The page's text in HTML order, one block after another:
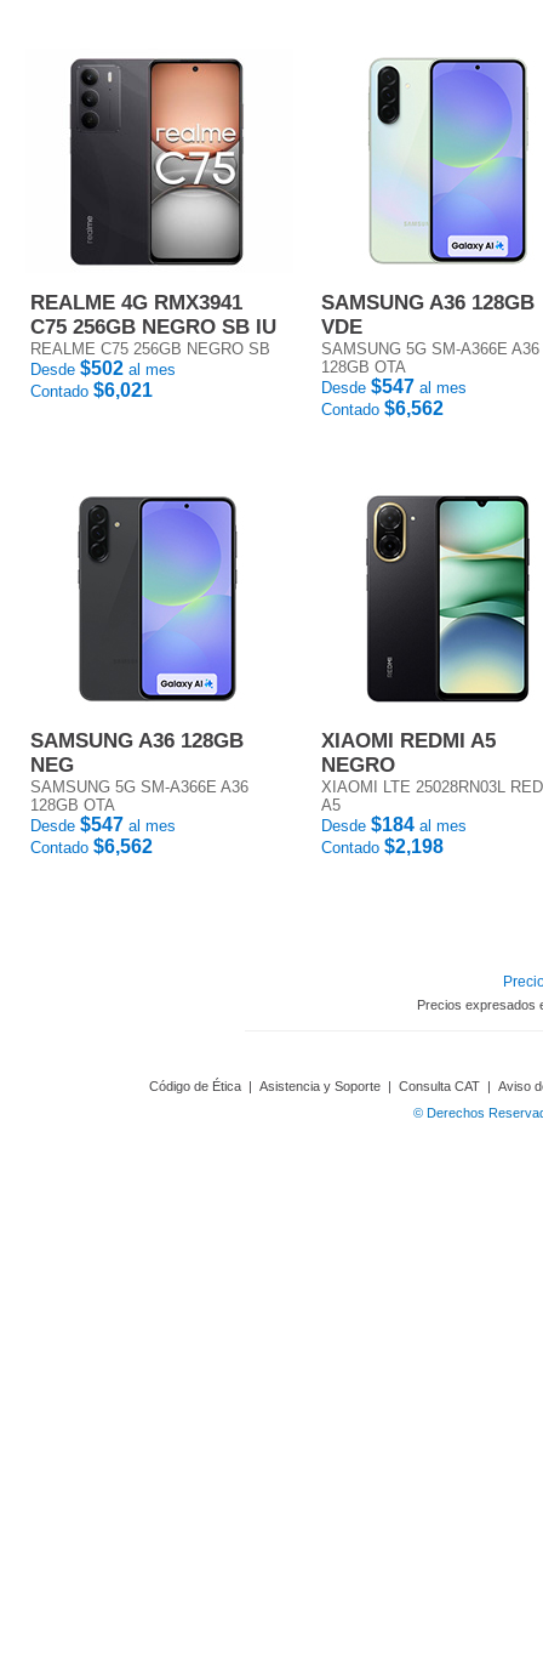
REALME 4G RMX3941
C75 256GB NEGRO SB IU
REALME C75 256GB NEGRO SB
Desde $502 al mes
Contado $6,021
SAMSUNG A36 128GB
VDE
SAMSUNG 5G SM-A366E A36
128GB OTA
Desde $547 al mes
Contado $6,562
SAMSUNG A36 128GB
NEG
SAMSUNG 5G SM-A366E A36
128GB OTA
Desde $547 al mes
Contado $6,562
XIAOMI REDMI A5
NEGRO
XIAOMI LTE 25028RN03L
A5
Desde $184 al mes
Contado $2,198
Precios expresados
Código de Ética | Asistencia y Soporte | Consulta CAT | Aviso
© Derechos